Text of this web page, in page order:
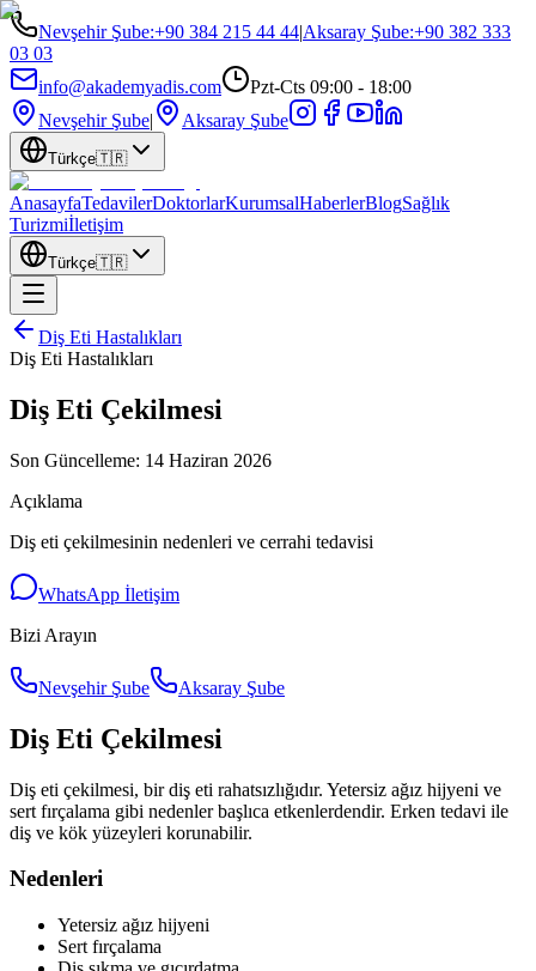
Nevşehir Şube:+90 384 215 44 44|Aksaray Şube:+90 382 333
03 03
info@akademyadis.com
Pzt-Cts 09:00 - 18:00
Nevşehir Şube| Aksaray Şube
Türkçe🇹🇷
AnasayfaTedavilerDoktorlarKurumsalHaberlerBlogSağlık
Turizmiİletişim
Türkçe🇹🇷
Diş Eti Hastalıkları
Diş Eti Hastalıkları
Diş Eti Çekilmesi
Son Güncelleme: 14 Haziran 2026
Açıklama
Diş eti çekilmesinin nedenleri ve cerrahi tedavisi
WhatsApp İletişim
Bizi Arayın
Nevşehir Şube Aksaray Şube
Diş Eti Çekilmesi
Diş eti çekilmesi, bir diş eti rahatsızlığıdır. Yetersiz ağız hijyeni ve
sert fırçalama gibi nedenler başlıca etkenlerdendir. Erken tedavi ile
diş ve kök yüzeyleri korunabilir.
Nedenleri
Yetersiz ağız hijyeni
Sert fırçalama